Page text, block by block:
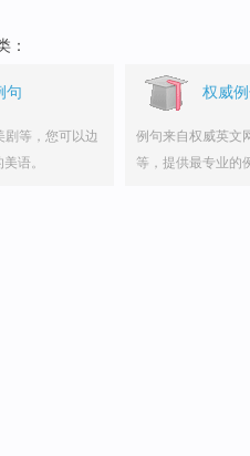
：
句
剧等，您可以边
语。
权威
例句来自权威英文
等，提供最专业的